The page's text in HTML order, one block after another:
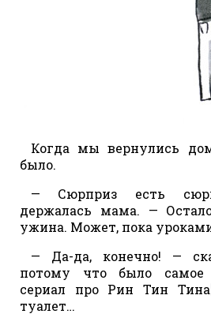
Когда мы вернулись
было.
— Сюрприз есть
держалась мама. —
ужина. Может, пока
— Да-да, конечно! —
потому что было самое
сериал про Рин Тин Тина
туалет…